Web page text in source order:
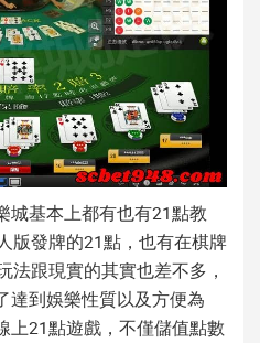
城基本上都有也有21點教
版發牌的21點 ，也有在棋牌
法跟現實的其實也差不多，
達到娛樂性質以及方便為
上21點遊戲，不僅儲值點數